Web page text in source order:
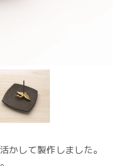
かして製作しました。